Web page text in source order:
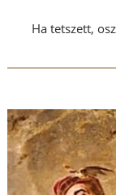
Ha tetszett,